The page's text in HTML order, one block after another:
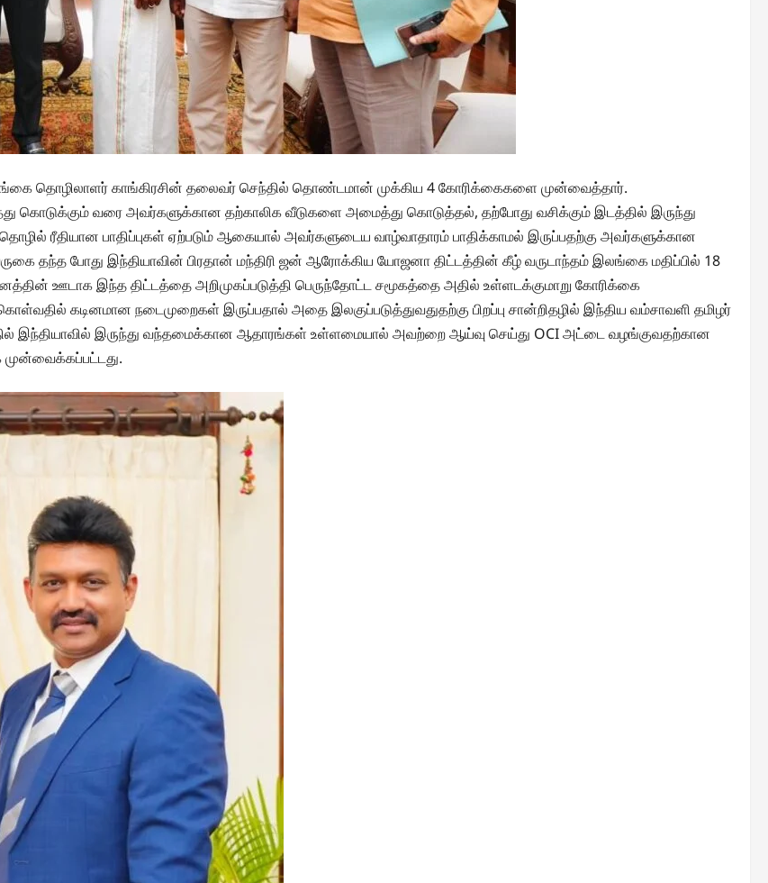
தொழிலாளர் காங்கிரசின் தலைவர் செந்தில் தொண்டமான் முக்கிய 4 கோரிக்கைகளை முன்வைத்தார்.
கொடுக்கும் வரை அவர்களுக்கான தற்காலிக வீடுகளை அமைத்து கொடுத்தல், தற்போது வசிக்கும் இடத்தில் இருந்து
ரீதியான பாதிப்புகள் ஏற்படும் ஆகையால் அவர்களுடைய வாழ்வாதாரம் பாதிக்காமல் இருப்பதற்கு அவர்களுக்கான
தந்த போது இந்தியாவின் பிரதான் மந்திரி ஜன் ஆரோக்கிய யோஜனா திட்டத்தின் கீழ் வருடாந்தம் இலங்கை மதிப்பில் 18
ஊடாக இந்த திட்டத்தை அறிமுகப்படுத்தி பெருந்தோட்ட சமூகத்தை அதில் உள்ளடக்குமாறு கோரிக்கை
கடினமான நடைமுறைகள் இருப்பதால் அதை இலகுப்படுத்துவதுதற்கு பிறப்பு சான்றிதழில் இந்திய வம்சாவளி தமிழர்
இந்தியாவில் இருந்து வந்தமைக்கான ஆதாரங்கள் உள்ளமையால் அவற்றை ஆய்வு செய்து OCI அட்டை வழங்குவதற்கான